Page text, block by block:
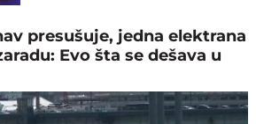
presušuje, jedna elektrana
Evo šta se dešava u